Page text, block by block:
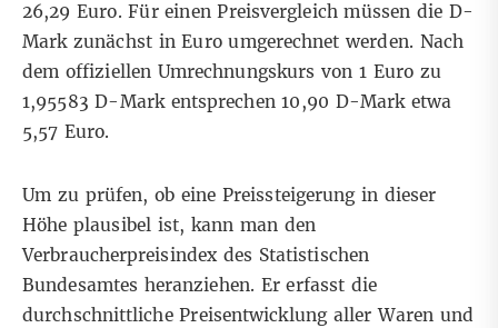
26,29 Euro. Für einen Preisvergleich müssen die D-
Mark zunächst in Euro umgerechnet werden. Nach
dem offiziellen Umrechnungskurs von 1 Euro zu
1,95583 D-Mark entsprechen 10,90 D-Mark etwa
5,57 Euro.
Um zu prüfen, ob eine Preissteigerung in dieser
Höhe plausibel ist, kann man den
Verbraucherpreisindex des Statistischen
Bundesamtes heranziehen. Er erfasst die
durchschnittliche Preisentwicklung aller Waren und